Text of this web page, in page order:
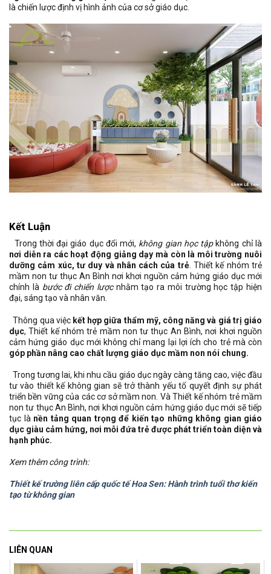
là chiến lược định vị hình ảnh của cơ sở giáo dục.
Kết Luận
Trong thời đại giáo dục đổi mới, không gian học tậpkhông chỉ là
nơi diễn ra các hoạt động giảng dạy mà còn là môi trường nuôi
dưỡng cảm xúc, tư duy và nhân cách của trẻ. Thiết kế nhóm trẻ
mầm non tư thục An Bình nơi khơi nguồn cảm hứng giáo dục mới
chính là bước đi chiến lượcnhằm tạo ra môi trường học tập hiện
đại, sáng tạo và nhân văn.
Thông qua việc kết hợp giữa thẩm mỹ, công năng và giá trị giáo
dục, Thiết kế nhóm trẻ mầm non tư thục An Bình, nơi khơi nguồn
cảm hứng giáo dục mới không chỉ mang lại lợi ích cho trẻ mà còn
góp phần nâng cao chất lượng giáo dục mầm non nói chung.
Trong tương lai, khi nhu cầu giáo dục ngày càng tăng cao, việc đầu
tư vào thiết kế không gian sẽ trở thành yếu tố quyết định sự phát
triển bền vững của các cơ sở mầm non. Và Thiết kế nhóm trẻ mầm
non tư thục An Bình, nơi khơi nguồn cảm hứng giáo dục mới sẽ tiếp
tục là nền tảng quan trọng để kiến tạo những không gian giáo
dục giàu cảm hứng, nơi mỗi đứa trẻ được phát triển toàn diện và
hạnh phúc.
Xem thêm công trình:
Thiết kế trường liên cấp quốc tế Hoa Sen: Hành trình tuổi thơ kiến
tạo từ không gian
LIÊN QUAN